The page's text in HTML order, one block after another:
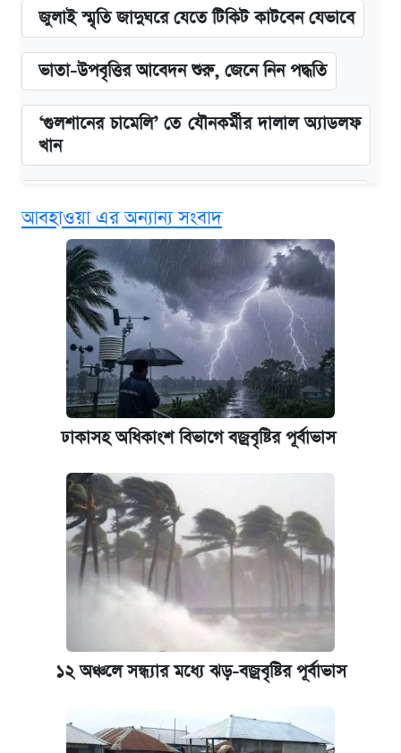
জুলাই স্মৃতি জাদুঘরে যেতে টিকিট কাটবেন যেভাবে
ভাতা-উপবৃত্তির আবেদন শুরু, জেনে নিন পদ্ধতি
‘গুলশানের চামেলি’ তে যৌনকর্মীর দালাল অ্যাডলফ
খান
এক ক্লিকে জেনে নিন আইফোন ১৮ প্রো ম্যাক্সের
দাম ও ফিচার
আজকের বাজারে স্বর্ণের দাম (৪ আগস্ট)
নবম জাতীয় পে-স্কেল নিয়ে সর্বশেষ যা জানা গেল
পাঁচ দপ্তরে নতুন সচিব নিয়োগ দিল সরকার
কবে হবে মেডিকেল ভর্তি পরীক্ষা, জানা গেল যা
আজকের বাজারে স্বর্ণ-রুপার দাম (৫ আগস্ট)
আজকের বাজারে স্বর্ণের দাম (৬ আগস্ট)
ঢাবি আইবিএর এক্সিকিউটিভ এমবিএতে ভর্তি শুরু,
আবেদন ১২ আগস্ট পর্যন্ত
প্রতিষ্ঠান প্রধানদের ভাইভা শুরুর নির্দেশ শিক্ষামন্ত্রীর
আবহাওয়া এর অন্যান্য সংবাদ
ঢাকাসহ অধিকাংশ বিভাগে বজ্রবৃষ্টির পূর্বাভাস
১২ অঞ্চলে সন্ধ্যার মধ্যে ঝড়-বজ্রবৃষ্টির পূর্বাভাস